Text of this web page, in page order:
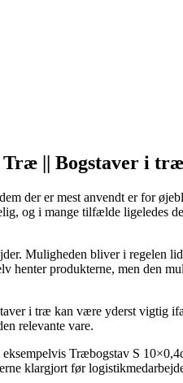
|| Bogstaver i
der er mest anvendt er for
og i mange tilfælde ligeledes
Muligheden bliver i regelen
produkterne, men den
i træ kan være yderst vigtig
relevante vare.
Træbogstav S
klargjort før